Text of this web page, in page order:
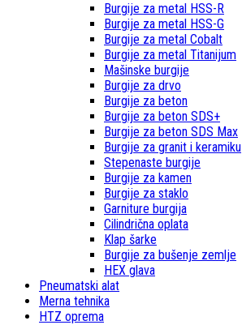
Burgije za metal HSS-R
Burgije za metal HSS-G
Burgije za metal Cobalt
Burgije za metal Titanijum
Mašinske burgije
Burgije za drvo
Burgije za beton
Burgije za beton SDS+
Burgije za beton SDS Max
Burgije za granit i keramiku
Stepenaste burgije
Burgije za kamen
Burgije za staklo
Garniture burgija
Cilindrična oplata
Klap šarke
Burgije za bušenje zemlje
HEX glava
Pneumatski alat
Merna tehnika
HTZ oprema